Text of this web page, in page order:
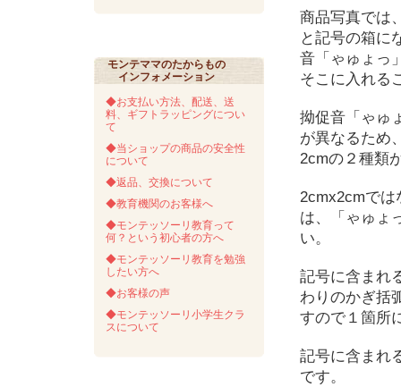
モンテママのたからもの
インフォメーション
◆お支払い方法、配送、送
料、ギフトラッピングについ
て
◆当ショップの商品の安全性
について
◆返品、交換について
◆教育機関のお客様へ
◆モンテッソーリ教育って
何？という初心者の方へ
◆モンテッソーリ教育を勉強
したい方へ
◆お客様の声
◆モンテッソーリ小学生クラ
スについて
商品写真では
と記号の箱に
音「ゃゅょっ
そこに入れる
拗促音「ゃゅ
が異なるため
2cmの２種類
2cmx2cmでは
は、「ゃゅょ
い。
記号に含まれ
わりのかぎ括
すので１箇所
記号に含まれ
です。